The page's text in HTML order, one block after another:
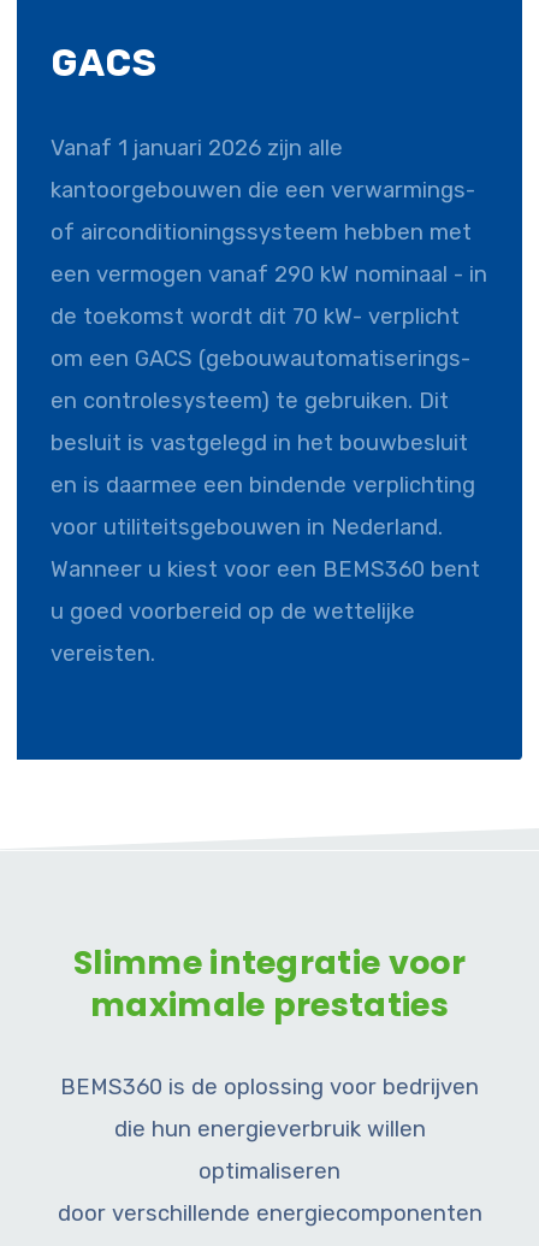
GACS
Vanaf 1 januari 2026 zijn alle
kantoorgebouwen die een verwarmings-
of airconditioningssysteem hebben met
een vermogen vanaf 290 kW nominaal - in
de toekomst wordt dit 70 kW- verplicht
om een GACS (gebouwautomatiserings-
en controlesysteem) te gebruiken. Dit
besluit is vastgelegd in het bouwbesluit
en is daarmee een bindende verplichting
voor utiliteitsgebouwen in Nederland.
Wanneer u kiest voor een BEMS360 bent
u goed voorbereid op de wettelijke
vereisten.
Slimme integratie voor
maximale prestaties
BEMS360 is de oplossing voor bedrijven
die hun energieverbruik willen
optimaliseren
door verschillende energiecomponenten